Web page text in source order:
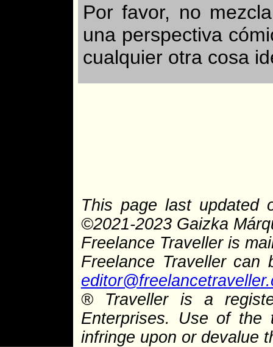
Por favor, no
una perspectiva
cualquier otra cosa
This page last updated
©2021-2023 Gaizka
Freelance Traveller is
Freelance Traveller
® Traveller is a
Enterprises. Use of the
infringe upon or devalue